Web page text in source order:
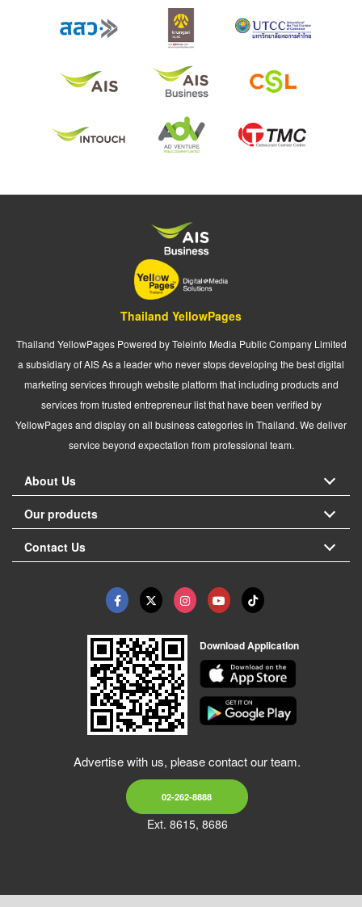
Thailand YellowPages
Thailand YellowPages Powered by Teleinfo Media Public Company Limited
a subsidiary of AIS As a leader who never stops developing the best digital
marketing services through website platform that including products and
services from trusted entrepreneur list that have been verified by
YellowPages and display on all business categories in Thailand. We deliver
service beyond expectation from professional team.
About Us
Our products
Contact Us
Download Application
Advertise with us, please contact our team.
02-262-8888
Ext. 8615, 8686